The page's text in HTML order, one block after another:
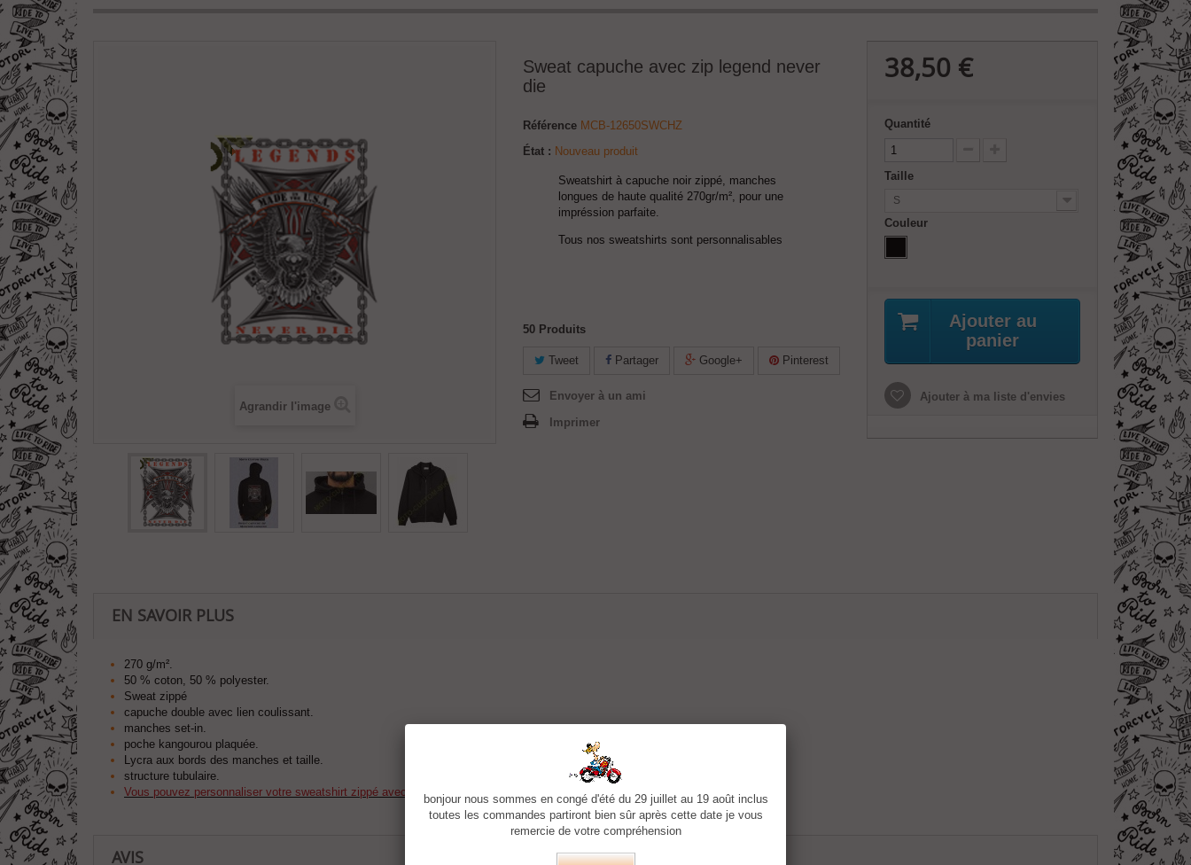
Agrandir l'image
Sweat capuche avec zip legend never
die
Référence MCB-12650SWCHZ
État : Nouveau produit
Sweatshirt à capuche noir zippé, manches
longues de haute qualité 270gr/m², pour une
impréssion parfaite.
Tous nos sweatshirts sont personnalisables
50 Produits
Tweet Partager Google+ Pinterest
Envoyer à un ami
Imprimer
38,50 €
Quantité
Taille
S
Couleur
Ajouter au
panier
Ajouter à ma liste d'envies
EN SAVOIR PLUS
270 g/m².
50 % coton, 50 % polyester.
Sweat zippé
capuche double avec lien coulissant.
manches set-in.
poche kangourou plaquée.
Lycra aux bords des manches et taille.
structure tubulaire.
Vous pouvez personnaliser votre sweatshirt zippé avec décorations sur les manches et logo (voir dans la partie options)
AVIS
bonjour nous sommes en congé d'été du 29 juillet au 19 août inclus
toutes les commandes partiront bien sûr après cette date je vous
remercie de votre compréhension